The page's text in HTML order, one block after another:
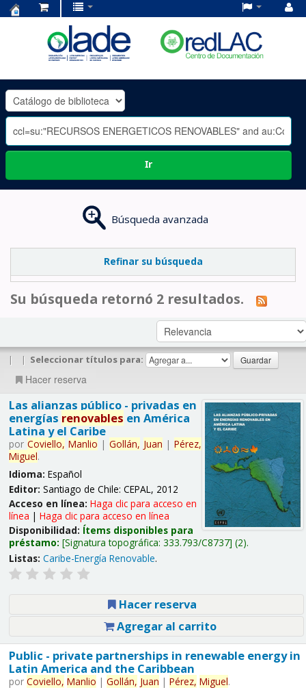
OLADE
-
Ir
Búsqueda avanzada
Refinar su búsqueda
Su búsqueda retornó 2 resultados.
| | Seleccionar títulos para:
Hacer reserva
Las alianzas público - privadas en
energías renovables en América
Latina y el Caribe
por Coviello, Manlio | Gollán, Juan | Pérez,
Miguel.
Idioma: Español
Editor: Santiago de Chile: CEPAL, 2012
Acceso en línea: Haga clic para acceso en
línea | Haga clic para acceso en línea
Disponibilidad: Ítems disponibles para
préstamo: Signatura topográfica: 333.793/C8737 (2).
Listas: Caribe-Energía Renovable.
Hacer reserva
Agregar al carrito
Public - private partnerships in renewable energy in
Latin America and the Caribbean
por Coviello, Manlio | Gollán, Juan | Pérez, Miguel.